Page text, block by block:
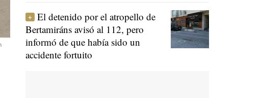
El detenido por el atropello de
Bertamiráns avisó al 112, pero
informó de que había sido un
accidente fortuito